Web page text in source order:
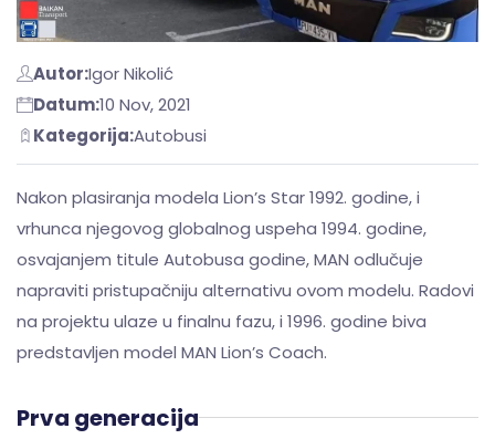
Autor:Igor Nikolić
Datum:10 Nov, 2021
Kategorija:Autobusi
Nakon plasiranja modela Lion’s Star 1992. godine, i
vrhunca njegovog globalnog uspeha 1994. godine,
osvajanjem titule Autobusa godine, MAN odlučuje
napraviti pristupačniju alternativu ovom modelu. Radovi
na projektu ulaze u finalnu fazu, i 1996. godine biva
predstavljen model MAN Lion’s Coach.
Prva generacija